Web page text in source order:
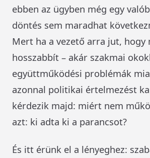
ebben az ügyben még egy
döntés sem maradhat
Mert ha a vezető arra jut, hogy
hosszabbít – akár szakmai
együttműködési problémák
azonnal politikai értelmezést
kérdezik majd: miért nem
azt: ki adta ki a parancsot?
És itt érünk el a lényeghez: